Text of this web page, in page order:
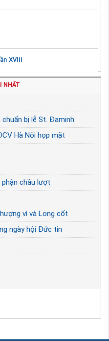
XVIII
NHẤT
bị lễ St. Đaminh
Hà Nội họp mặt
chầu lượt
vì và Long cốt
ngày hội Đức tin